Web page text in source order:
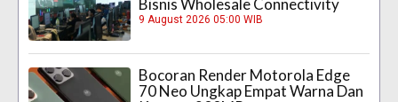
Bisnis Wholesale Connectivity
9 August 2026 05:00 WIB
Bocoran Render Motorola Edge
70 Neo Ungkap Empat Warna Dan